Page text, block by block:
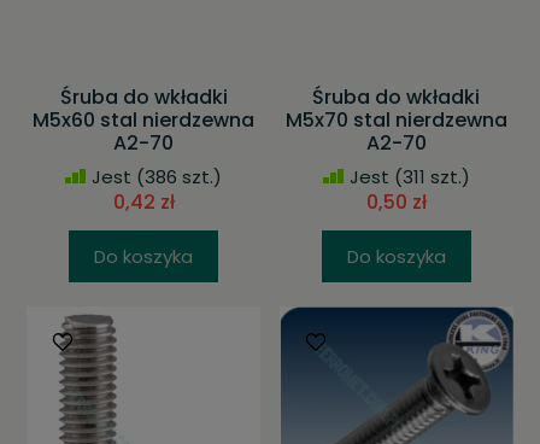
Śruba do wkładki
M5x60 stal nierdzewna
A2-70
Jest (386 szt.)
0,42 zł
Do koszyka
Śruba do wkładki
M5x70 stal nierdzewna
A2-70
Jest (311 szt.)
0,50 zł
Do koszyka